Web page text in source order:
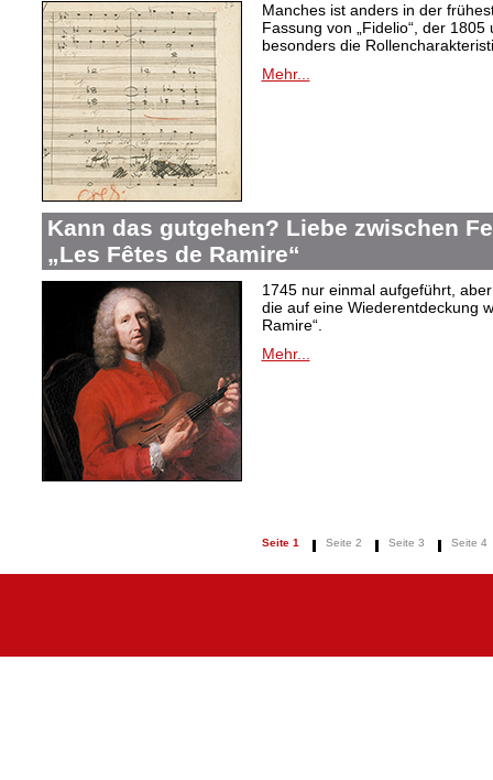
Manches ist anders in der
Fassung von „Fidelio“, der 1805
besonders die
Mehr...
Kann das gutgehen? Liebe zwischen
„Les Fêtes de Ramire“
1745 nur einmal aufgeführt,
die auf eine Wiederentdeckung
Ramire“.
Mehr...
Seite 1 Seite 2 Seite 3 Seite 4